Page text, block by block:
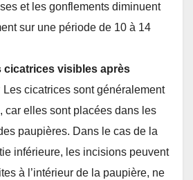
et les gonflements diminuent
sur une période de 10 à 14
cicatrices visibles après
Les cicatrices sont généralement
car elles sont placées dans les
paupières. Dans le cas de la
inférieure, les incisions peuvent
à l’intérieur de la paupière, ne